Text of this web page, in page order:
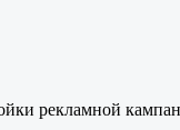
рекламной